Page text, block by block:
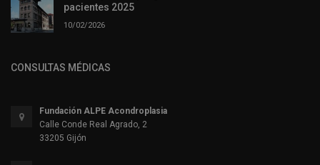
pacientes 2025
10/02/2026
CONSULTAS MÉDICAS
Fundación ALPE Acondroplasia
Calle Conde Real Agrado, 2
33205 Gijón